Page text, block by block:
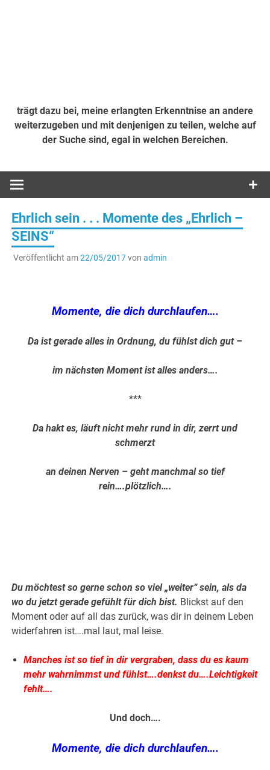
trägt dazu bei, meine erlangten Erkenntnise an andere
weiterzugeben und mit denjenigen zu teilen, welche auf
der Suche sind, egal in welchen Bereichen.
Ehrlich sein . . . Momente des „Ehrlich –
SEINS“
Veröffentlicht am22/05/2017von admin
Momente, die dich durchlaufen….
Da ist gerade alles in Ordnung, du fühlst dich gut –
im nächsten Moment ist alles anders….
***
Da hakt es, läuft nicht mehr rund in dir, zerrt und
schmerzt
an deinen Nerven – geht manchmal so tief
rein….plötzlich….
Du möchtest so gerne schon so viel „weiter“ sein, als da
wo du jetzt gerade gefühlt für dich bist. Blickst auf den
Moment oder auf all das zurück, was dir in deinem Leben
widerfahren ist….mal laut, mal leise.
Manches ist so tief in dir vergraben, dass du es kaum
mehr wahrnimmst und fühlst….denkst du….Leichtigkeit
fehlt….
Und doch….
Momente, die dich durchlaufen….